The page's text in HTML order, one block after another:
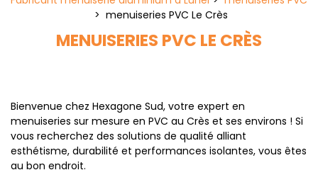
menuiseries PVC Le Crès
MENUISERIES PVC LE CRÈS
Bienvenue chez Hexagone Sud, votre expert en
menuiseries sur mesure en PVC au Crès et ses environs ! Si
vous recherchez des solutions de qualité alliant
esthétisme, durabilité et performances isolantes, vous êtes
au bon endroit.